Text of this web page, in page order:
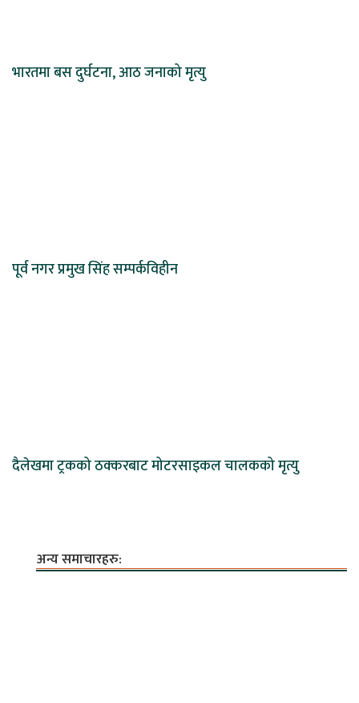
भारतमा बस दुर्घटना, आठ जनाको मृत्यु
पूर्व नगर प्रमुख सिंह सम्पर्कविहीन
दैलेखमा ट्रकको ठक्करबाट मोटरसाइकल चालकको मृत्यु
अन्य समाचारहरु: